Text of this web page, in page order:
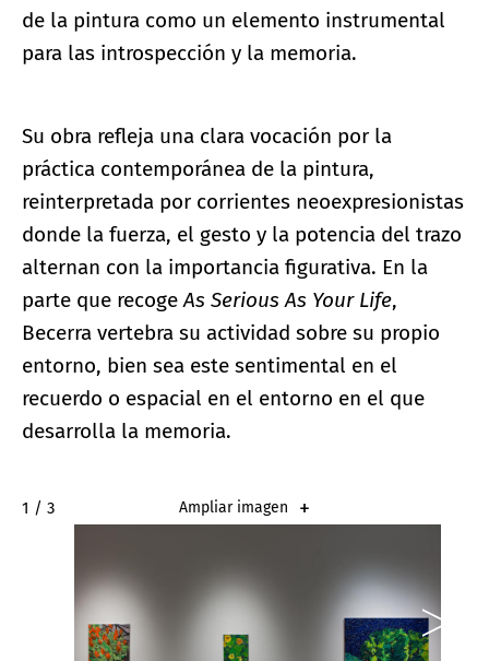
de la pintura como un elemento instrumental
para las introspección y la memoria.
Su obra refleja una clara vocación por la
práctica contemporánea de la pintura,
reinterpretada por corrientes neoexpresionistas
donde la fuerza, el gesto y la potencia del trazo
alternan con la importancia figurativa. En la
parte que recogeAs Serious As Your Life,
Becerra vertebra su actividad sobre su propio
entorno, bien sea este sentimental en el
recuerdo o espacial en el entorno en el que
desarrolla la memoria.
2 / 3 Ampliar imagen